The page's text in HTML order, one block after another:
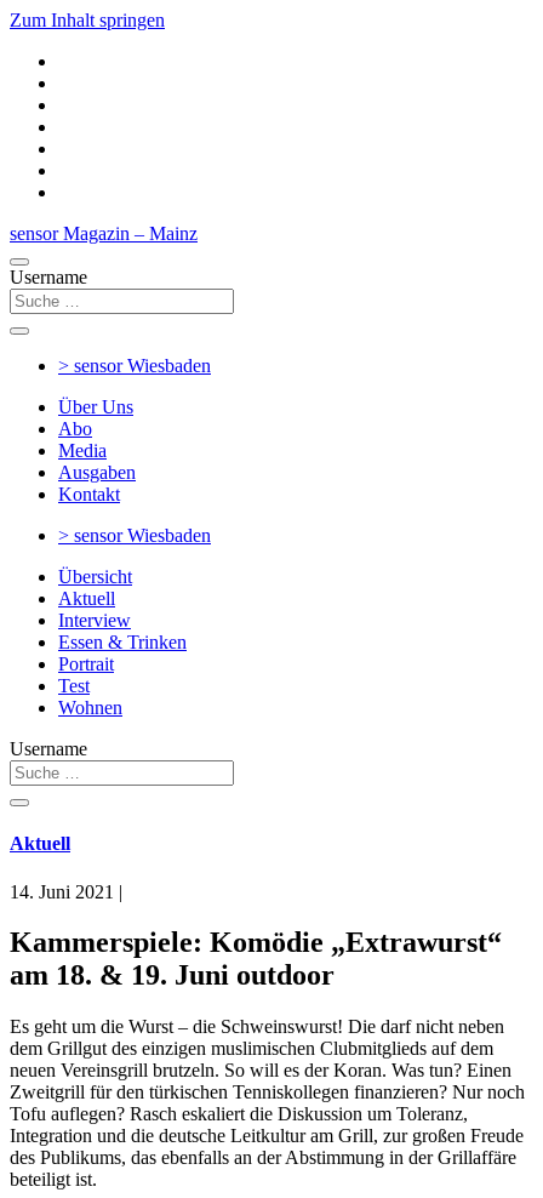
Zum Inhalt springen
sensor Magazin – Mainz
Username
> sensorWiesbaden
Über Uns
Abo
Media
Ausgaben
Kontakt
> sensorWiesbaden
Übersicht
Aktuell
Interview
Essen & Trinken
Portrait
Test
Wohnen
Username
Aktuell
14. Juni 2021 |
Kammerspiele: Komödie „Extrawurst“
am 18. & 19. Juni outdoor
Es geht um die Wurst – die Schweinswurst! Die darf nicht neben
dem Grillgut des einzigen muslimischen Clubmitglieds auf dem
neuen Vereinsgrill brutzeln. So will es der Koran. Was tun? Einen
Zweitgrill für den türkischen Tenniskollegen finanzieren? Nur noch
Tofu auflegen? Rasch eskaliert die Diskussion um Toleranz,
Integration und die deutsche Leitkultur am Grill, zur großen Freude
des Publikums, das ebenfalls an der Abstimmung in der Grillaffäre
beteiligt ist.